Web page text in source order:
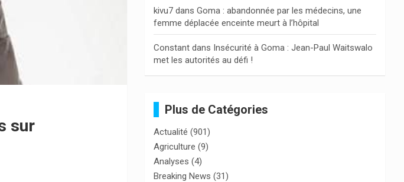
sur
kivu7 dansGoma : abandonnée par les médecins, une
femme déplacée enceinte meurt à l’hôpital
Constant dans Insécurité à Goma : Jean-Paul Waitswalo
met les autorités au défi !
Plus de Catégories
Actualité (901)
Agriculture (9)
Analyses (4)
Breaking News (31)